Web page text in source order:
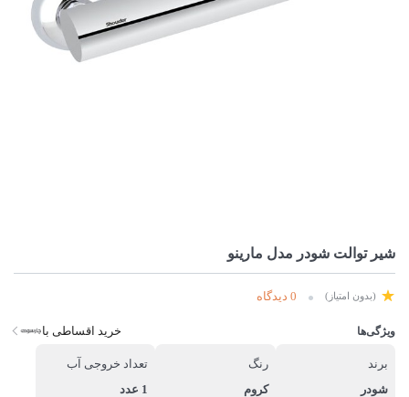
شیر توالت شودر مدل مارینو
(بدون امتیاز) 0 دیدگاه
ویژگی‌ها خرید اقساطی با
برند
شودر
رنگ
کروم
تعداد خروجی آب
1 عدد